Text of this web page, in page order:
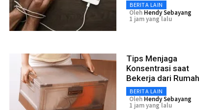
BERITA LAIN
Oleh Hendy Sebayang
1 jam yang lalu
Tips Menjaga
Konsentrasi saat
Bekerja dari Rumah
BERITA LAIN
Oleh Hendy Sebayang
1 jam yang lalu